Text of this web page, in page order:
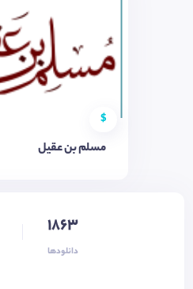
$
مسلم بن عقیل
1863
دانلودها